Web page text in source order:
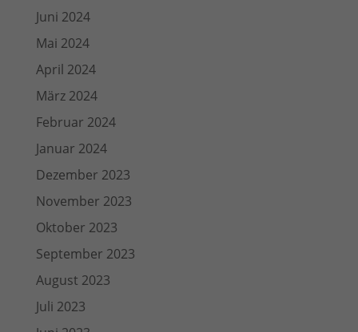
Juni 2024
Mai 2024
April 2024
März 2024
Februar 2024
Januar 2024
Dezember 2023
November 2023
Oktober 2023
September 2023
August 2023
Juli 2023